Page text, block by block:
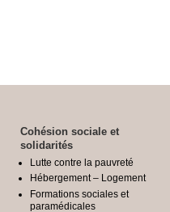
Cohésion sociale et
solidarités
Lutte contre la pauvreté
Hébergement – Logement
Formations sociales et
paramédicales